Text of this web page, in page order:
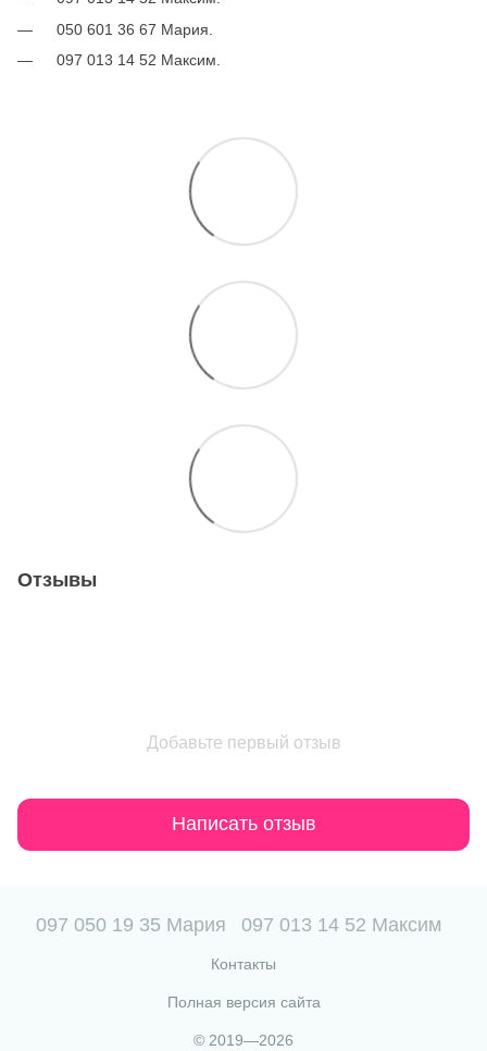
050 601 36 67 Мария.
097 013 14 52 Максим.
Отзывы
Добавьте первый отзыв
Написать отзыв
097 050 19 35 Мария 097 013 14 52 Максим
Контакты
Полная версия сайта
© 2019—2026